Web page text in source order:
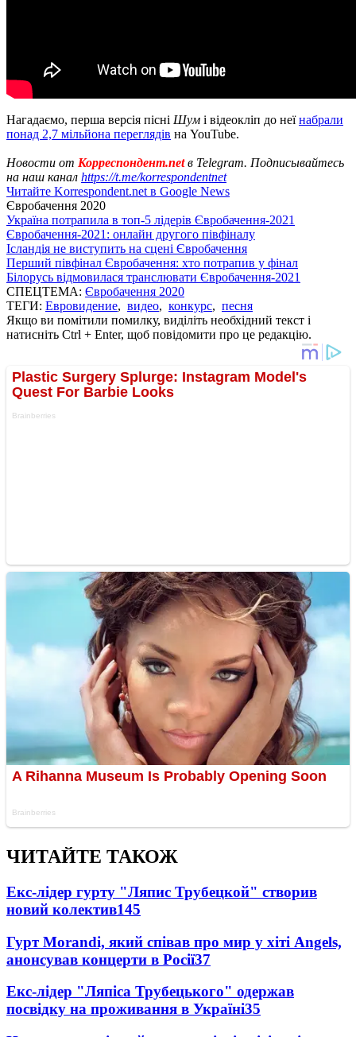
Нагадаємо, перша версія пісні Шум і відеокліп до неїнабрали
понад 2,7 мільйона переглядів на YouTube.
Новости от Корреспондент.netв Telegram. Подписывайтесь
на наш канал https://t.me/korrespondentnet
Читайте Korrespondent.net в Google News
Євробачення 2020
Україна потрапила в топ-5 лідерів Євробачення-2021
Євробачення-2021: онлайн другого півфіналу
Ісландія не виступить на сцені Євробачення
Перший півфінал Євробачення: хто потрапив у фінал
Білорусь відмовилася транслювати Євробачення-2021
СПЕЦТЕМА: Євробачення 2020
ТЕГИ: Евровидение, видео, конкурс, песня
Якщо ви помітили помилку, виділіть необхідний текст і
натисніть Ctrl + Enter, щоб повідомити про це редакцію.
ЧИТАЙТЕ ТАКОЖ
Екс-лідер гурту "Ляпис Трубецкой" створив
новий колектив145
Гурт Morandi, який співав про мир у хіті Angels,
анонсував концерти в Росії37
Екс-лідер "Ляпіса Трубецького" одержав
посвідку на проживання в Україні35